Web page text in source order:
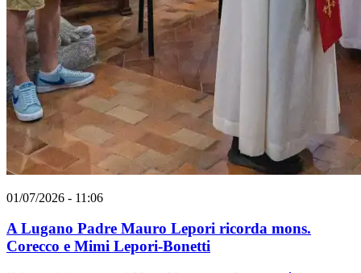
01/07/2026 - 11:06
A Lugano Padre Mauro Lepori ricorda mons.
Corecco e Mimi Lepori-Bonetti